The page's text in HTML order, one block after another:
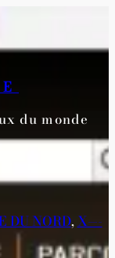
du monde
DU NORD, X—-